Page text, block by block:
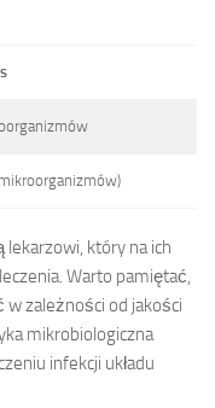
który na ich
Warto pamiętać,
zależności od jakości
mikrobiologiczna
infekcji układu